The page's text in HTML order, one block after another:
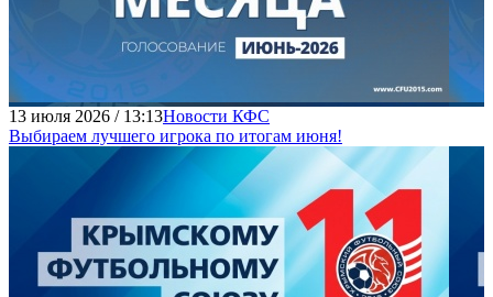
13 июля 2026 / 13:13Новости КФС
Выбираем лучшего игрока по итогам июня!